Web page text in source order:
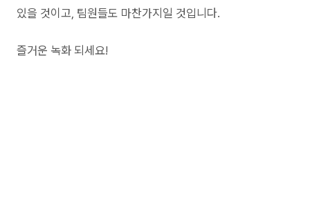
있을 것이고, 팀원들도 마찬가지일 것입니다.
즐거운 녹화 되세요!